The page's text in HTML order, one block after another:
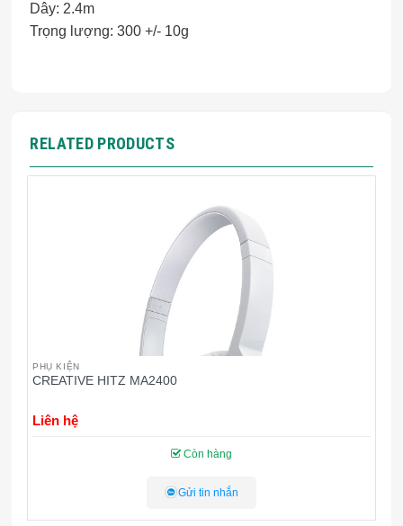
Dây: 2.4m
Trọng lượng: 300 +/- 10g
RELATED PRODUCTS
Loa SoundMax A120/2.0